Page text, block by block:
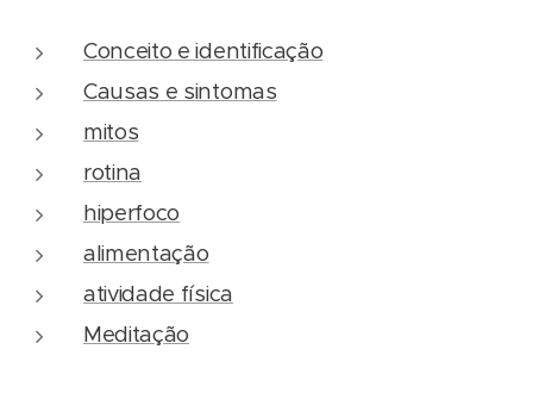
Conceito e identificação
Causas e sintomas
mitos
rotina
hiperfoco
alimentação
atividade física
Meditação